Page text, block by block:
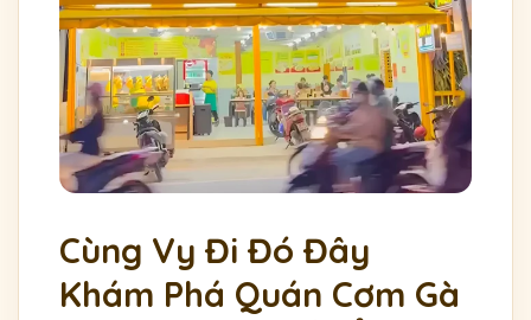
Cùng Vy Đi Đó Đây
Khám Phá Quán Cơm Gà